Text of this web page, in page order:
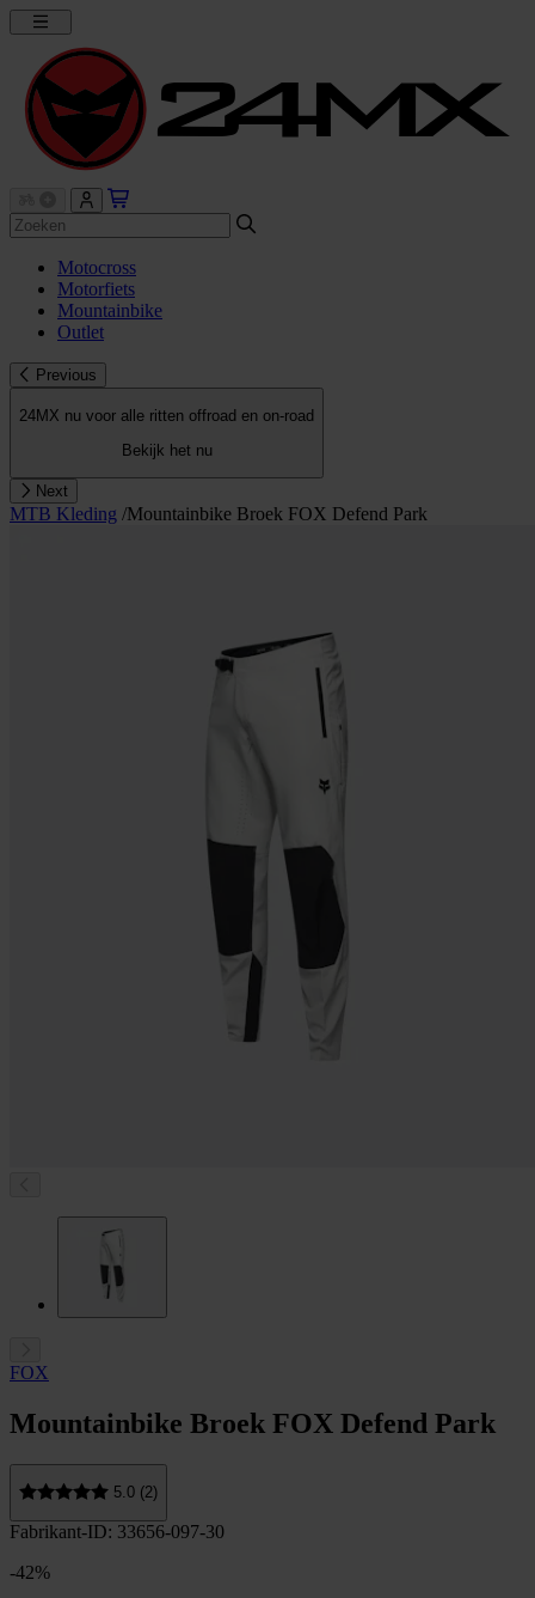
Motocross
Motorfiets
Mountainbike
Outlet
Previous
24MX nu voor alle ritten offroad en on-road
Bekijk het nu
Next
MTB Kleding /Mountainbike Broek FOX Defend Park
FOX
Mountainbike Broek FOX Defend Park
5.0 (2)
Fabrikant-ID: 33656-097-30
-42%